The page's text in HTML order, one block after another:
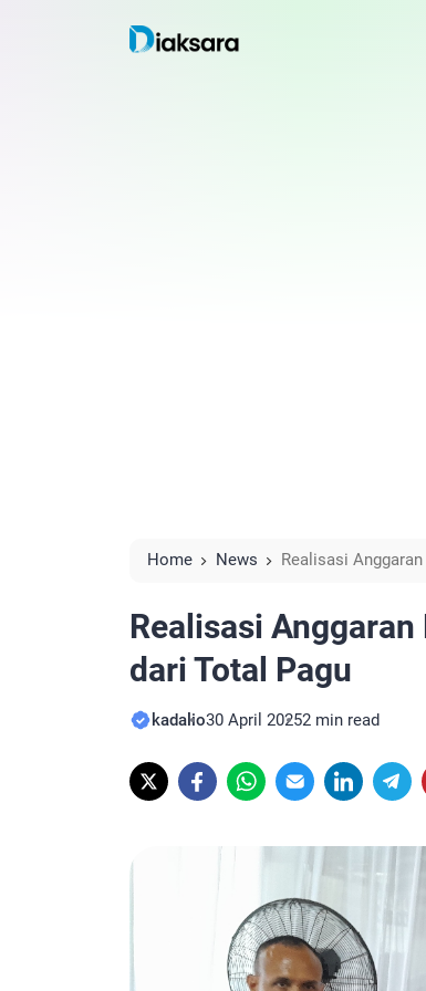
Home News Realisasi
Realisasi Anggaran
dari Total Pagu
kadalio30 April 20252 min read